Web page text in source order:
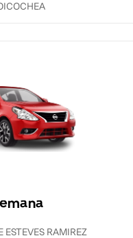
ESTEVES RAMIREZ